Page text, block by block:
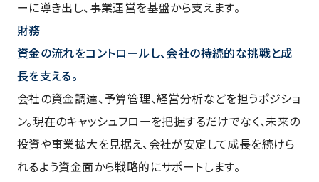
ーに導き出し、事業運営を基盤から支えます。
財務
資金の流れをコントロールし、会社の持続的な挑戦と成
長を支える。
会社の資金調達、予算管理、経営分析などを担うポジショ
ン。現在のキャッシュフローを把握するだけでなく、未来の
投資や事業拡大を見据え、会社が安定して成長を続けら
れるよう資金面から戦略的にサポートします。